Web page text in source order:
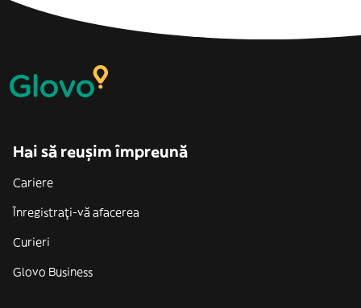
Hai să reușim împreună
Cariere
Înregistrați-vă afacerea
Curieri
Glovo Business